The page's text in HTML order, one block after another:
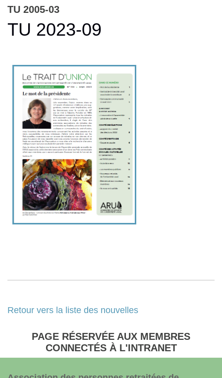
TU 2005-03
TU 2023-09
Retour vers la liste des nouvelles
PAGE RÉSERVÉE AUX MEMBRES
CONNECTÉS À L'INTRANET